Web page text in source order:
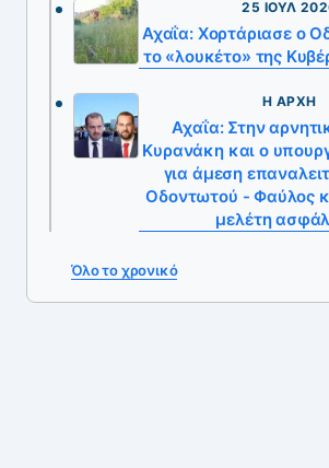
25 ΙΟΎΛ
Αχαΐα: Χορτάριασε ο
το «λουκέτο» της
Η ΑΡΧΉ
Αχαΐα: Στην
Κυρανάκη και ο
για άμεση
Οδοντωτού - Φαύλος
μελέτη
Όλο το χρονικό